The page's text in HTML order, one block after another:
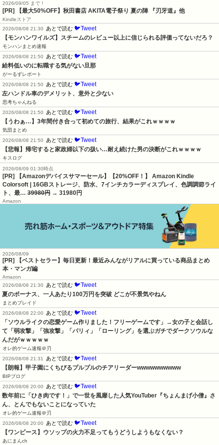
2026/09/05 まで！
[PR] 【最大50%OFF】秋田書店 AKITA電子祭り 夏の陣 『刃牙道』他
Kindleストア
2026/08/08 21:30
あとで読む 🐦Tweet
【モンハンワイルズ】スチームのレビュー以上に信じられる評価ってないだろ？
モンハンまとめ速報
2026/08/08 21:50
あとで読む 🐦Tweet
給料低いのに転職する気がない旦那
がーるずレポート
2026/08/08 21:50
あとで読む 🐦Tweet
左ハンドル車のデメリット、意外と少ない
思考ちゃんねる
2026/08/08 21:50
あとで読む 🐦Tweet
【うわぁ…】3年間付き合って初めての旅行、結果がこれｗｗｗｗ
気団まとめ
2026/08/08 21:50
あとで読む 🐦Tweet
【悲報】帰宅すると家政婦以下の扱い…耐え続けた男の決断がこれｗｗｗｗ
キスログ
2026/08/09 01:30時点
[PR] 【Amazonデバイスサマーセール】【20%OFF！】 Amazon Kindle
Colorsoft | 16GBストレージ、防水、7インチカラーディスプレイ、色調調節ライ
ト、最… 39980円 → 31980円
Amazon
2026/08/09
[PR] 【ベストセラー】毎日更新！最近みんながリアルに買っている商品まとめ
本・マンガ編
Amazon
2026/08/08 21:30
あとで読む 🐦Tweet
夏のボーナス、一人あたり100万円を突破 どこが不景気やねん
まとめブレイド
2026/08/08 22:00
あとで読む 🐦Tweet
「ソウルライクの恋愛ゲーム作りました！フリーゲームです」→女の子と会話し
て「弱攻撃」「強攻撃」「パリィ」「ローリング」を選ぶガチでダークソウルな
んだがｗｗｗｗｗ
オレ的ゲーム速報＠刃
2026/08/08 21:31
あとで読む 🐦Tweet
【朗報】甲子園にくちびるプルプルのチアリーダーwwwwwwwwww
BIPブログ
2026/08/08 20:00
あとで読む 🐦Tweet
数年前に「ひき肉です！」で一世を風靡した人気YouTuber『ちょんまげ小僧』さ
ん、とんでもないことになっていた
オレ的ゲーム速報＠刃
2026/08/08 20:00
あとで読む 🐦Tweet
【ワンピース】ウソップの火力不足ってもうどうしようもなくない？
あにまんch